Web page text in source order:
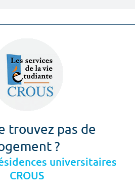
trouvez pas de
?
universitaires
CROUS